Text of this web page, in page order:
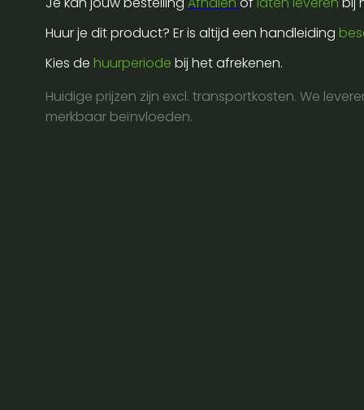
male
to
male
-
75ohm
Huur je dit product? Er is altijd een handleiding
Kies de huurperiode bij het afrekenen.
Huidige prijzen zijn excl. transportkosten. We
merkbaar beïnvloeden.